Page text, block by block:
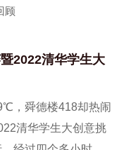
顾
2022清华学生大
，舜德楼418却热闹
清华学生大创意挑